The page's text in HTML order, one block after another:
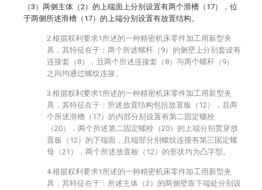
（3）两侧主体（2）的上端面上分别设置有两个滑槽（17），位
于两侧所述滑槽（17）的上端分别设置有放置结构。
2.根据权利要求1所述的一种精密机床零件加工用新型夹
具，其特征在于：两个所述螺杆（9）的侧壁上分别套设有
连接套（8），且两个所述连接套（8）与两个螺杆（9）
之间均通过螺纹连接。
3.根据权利要求1所述的一种精密机床零件加工用新型夹
具，其特征在于：所述放置结构包括放置板（12），且两
个所述滑槽（17）的内部分别设置有第二固定螺栓
（20），两个所述第二固定螺栓（20）的上端分别贯穿放
置板（12）的下端面，且端部分别螺纹连接有第三固定螺
母（21），两个所述放置板（12）的形状均为凸字型。
4.根据权利要求1所述的一种精密机床零件加工用新型夹
具，其特征在于：所述主体（2）的两侧壁靠下端处分别设